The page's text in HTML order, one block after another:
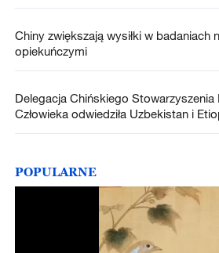
Chiny zwiększają wysiłki w badaniach
opiekuńczymi
Delegacja Chińskiego Stowarzyszenia
Człowieka odwiedziła Uzbekistan i
POPULARNE